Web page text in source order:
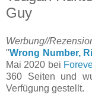
Guy
Werbung//
"Wrong Number,
Mai 2020 bei
360 Seiten und
Verfügung gestellt.